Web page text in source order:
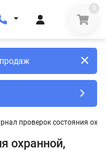
0
проверок состояния
охранной,